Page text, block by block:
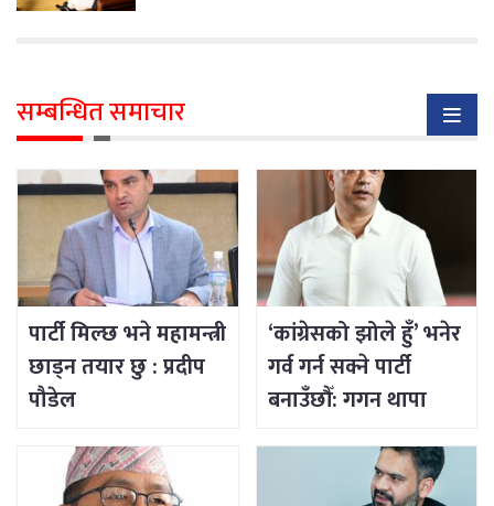
सम्बन्धित समाचार
पार्टी मिल्छ भने महामन्त्री
छाड्न तयार छु : प्रदीप
पौडेल
‘कांग्रेसको झोले हुँ’ भनेर
गर्व गर्न सक्ने पार्टी
बनाउँछौँ: गगन थापा